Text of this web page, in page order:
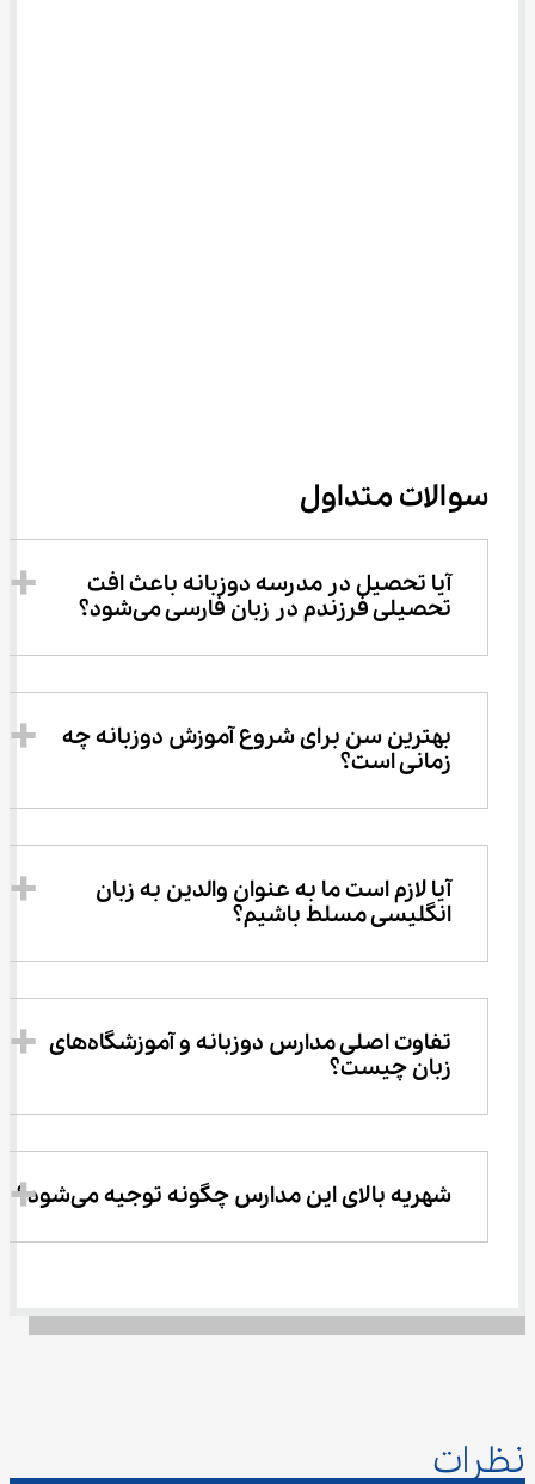
سوالات متداول
آیا تحصیل در مدرسه دوزبانه باعث افت
تحصیلی فرزندم در زبان فارسی می‌شود؟
بهترین سن برای شروع آموزش دوزبانه چه
زمانی است؟
آیا لازم است ما به عنوان والدین به زبان
انگلیسی مسلط باشیم؟
تفاوت اصلی مدارس دوزبانه و آموزشگاه‌های
زبان چیست؟
شهریه بالای این مدارس چگونه توجیه می‌شود؟
نظرات